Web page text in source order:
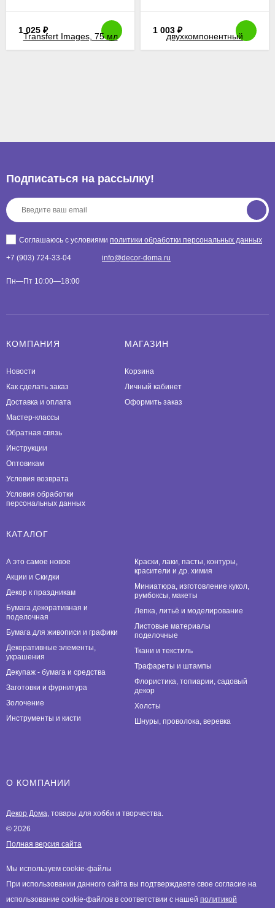
1 025 ₽ 1 003 ₽
Подписаться на рассылкy!
Соглашаюсь с условиями политики обработки персональных данных
+7 (903) 724-33-04 info@decor-doma.ru
Пн—Пт 10:00—18:00
КОМПАНИЯ
Новости
Как сделать заказ
Доставка и оплата
Мастер-классы
Обратная связь
Инструкции
Оптовикам
Условия возврата
Условия обработки
персональных данных
МАГАЗИН
Корзина
Личный кабинет
Оформить заказ
КАТАЛОГ
А это самое новое
Акции и Скидки
Декор к праздникам
Бумага декоративная и
поделочная
Бумага для живописи и графики
Декоративные элементы,
украшения
Декупаж - бумага и средства
Заготовки и фурнитура
Золочение
Инструменты и кисти
Краски, лаки, пасты, контуры,
красители и др. химия
Миниатюра, изготовление кукол,
румбоксы, макеты
Лепка, литьё и моделирование
Листовые материалы
поделочные
Ткани и текстиль
Трафареты и штампы
Флористика, топиарии, садовый
декор
Холсты
Шнуры, проволока, веревка
О КОМПАНИИ
Декор Дома, товары для хобби и творчества.
© 2026
Полная версия сайта
Мы используем cookie-файлы
При использовании данного сайта вы подтверждаете свое согласие на
использование cookie-файлов в соответствии с нашей политикой